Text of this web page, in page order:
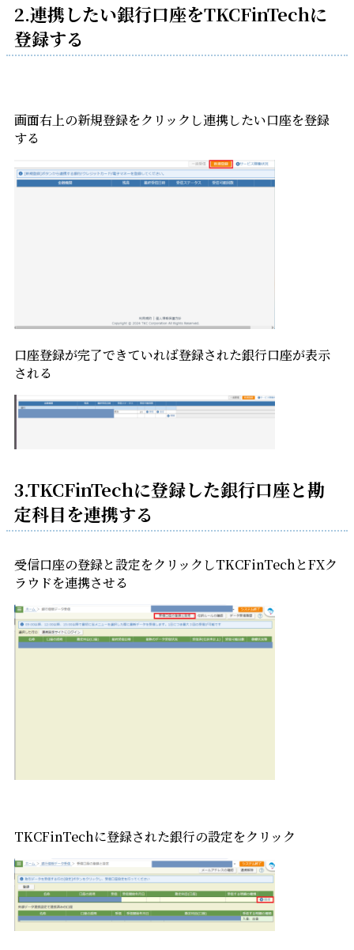
2.連携したい銀行口座をTKCFinTechに
登録する
画面右上の新規登録をクリックし連携したい口座を登録
する
口座登録が完了できていれば登録された銀行口座が表示
される
3.TKCFinTechに登録した銀行口座と勘
定科目を連携する
受信口座の登録と設定をクリックしTKCFinTechとFXク
ラウドを連携させる
TKCFinTechに登録された銀行の設定をクリック